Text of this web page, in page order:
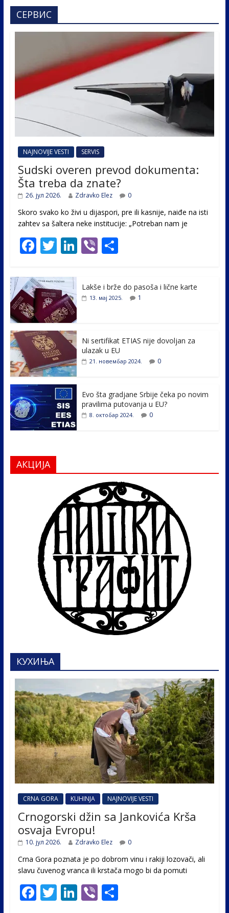
СЕРВИС
NAJNOVIJE VESTI SERVIS
Sudski overen prevod dokumenta:
Šta treba da znate?
26. јул 2026. Zdravko Elez 0
Skoro svako ko živi u dijaspori, pre ili kasnije, naiđe na isti
zahtev sa šaltera neke institucije: „Potreban nam je
F
e
b
o
o
k
T
itt
er
Li
e
Vi
er
S
ar
e
Lakše i brže do pasoša i lične karte
13. мај 2025. 1
Ni sertifikat ETIAS nije dovoljan za
ulazak u EU
21. новембар 2024. 0
Evo šta gradjane Srbije čeka po novim
pravilima putovanja u EU?
8. октобар 2024. 0
АКЦИЈА
КУХИЊА
CRNA GORA KUHINJA NAJNOVIJE VESTI
Crnogorski džin sa Jankovića Krša
osvaja Evropu!
10. јул 2026. Zdravko Elez 0
Crna Gora poznata je po dobrom vinu i rakiji lozovači, ali
slavu čuvenog vranca ili krstača mogo bi da pomuti
F T Li Vi S